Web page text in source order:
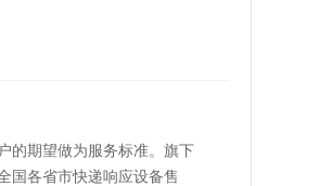
的期望做为服务标准。旗下
国各省市快递响应设备售